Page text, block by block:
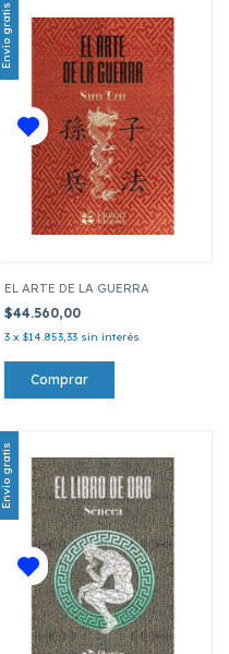
Envío gratis
EL ARTE DE LA GUERRA
$44.560,00
3 x $14.853,33 sin interés
Envío gratis